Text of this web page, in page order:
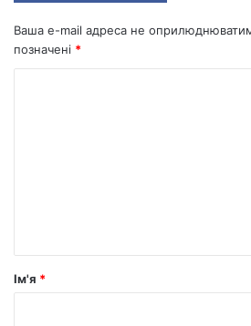
Ваша e-mail адреса не
позначені *
рІм'я *